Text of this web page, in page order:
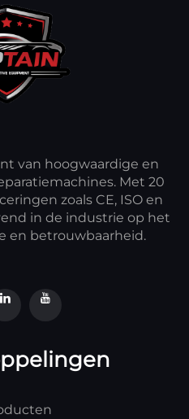
van hoogwaardige en
Met 20
zoals CE, ISO en
in de industrie op het
en betrouwbaarheid.